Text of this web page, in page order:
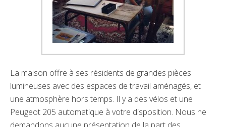
La maison offre à ses résidents de grandes pièces
lumineuses avec des espaces de travail aménagés, et
une atmosphère hors temps. Il y a des vélos et une
Peugeot 205 automatique à votre disposition. Nous ne
demandons aucune présentation de la part des